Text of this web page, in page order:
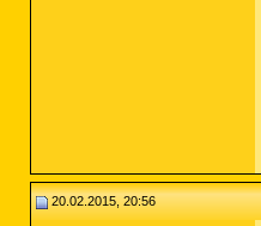
20.02.2015, 20:56